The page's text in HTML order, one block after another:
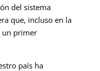
del sistema
que, incluso en la
un primer
país ha